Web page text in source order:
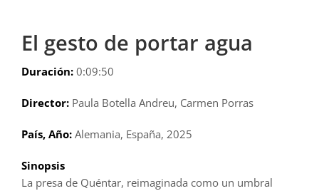
El gesto de portar agua
Duración: 0:09:50
Director:Paula Botella Andreu, Carmen Porras
País, Año:Alemania, España, 2025
Sinopsis
La presa de Quéntar, reimaginada como un umbral